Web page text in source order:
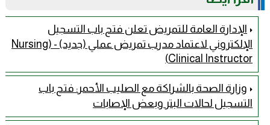
الإدارة العامة للتمريض تعلن فتح باب التسجيل
الإلكتروني لاعتماد مدرب تمريض عملي (جديد) - (Nursing
Clinical Instructor)
وزارة الصحة بالشراكة مع الصليب الأحمر: فتح باب
التسجيل لحالات البتر وبعض الإصابات